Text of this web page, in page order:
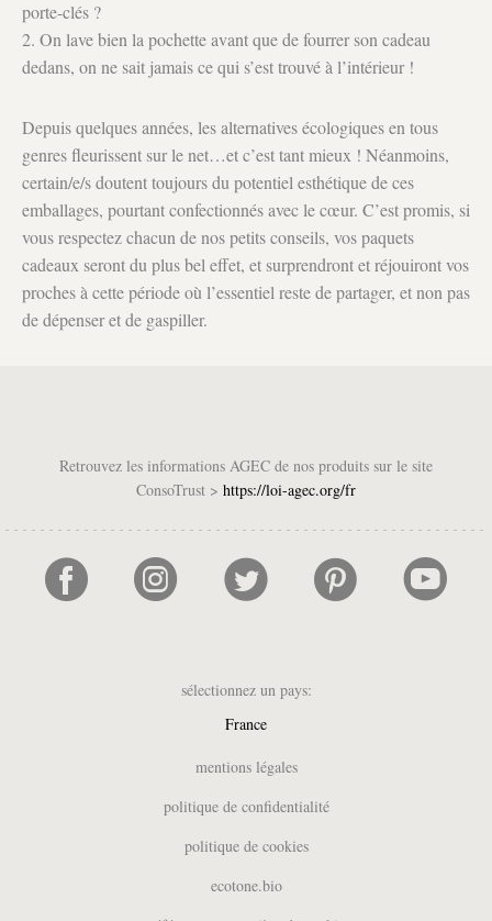
porte-clés ?
2. On lave bien la pochette avant que de fourrer son cadeau
dedans, on ne sait jamais ce qui s’est trouvé à l’intérieur !
Depuis quelques années, les alternatives écologiques en tous
genres fleurissent sur le net…et c’est tant mieux ! Néanmoins,
certain/e/s doutent toujours du potentiel esthétique de ces
emballages, pourtant confectionnés avec le cœur. C’est promis, si
vous respectez chacun de nos petits conseils, vos paquets
cadeaux seront du plus bel effet, et surprendront et réjouiront vos
proches à cette période où l’essentiel reste de partager, et non pas
de dépenser et de gaspiller.
Retrouvez les informations AGEC de nos produits sur le site
ConsoTrust > https://loi-agec.org/fr
sélectionnez un pays:
France
Belgique (FR)
Deutschland
España
mentions légales
politique de confidentialité
politique de cookies
ecotone.bio